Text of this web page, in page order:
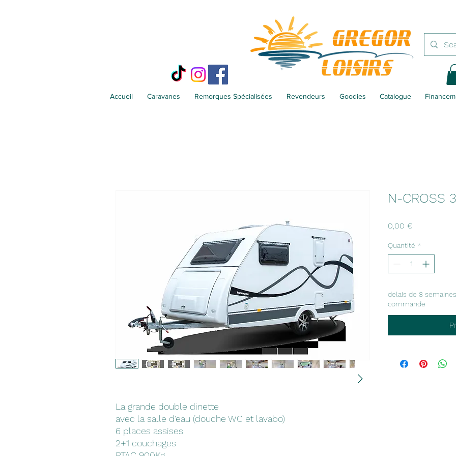
Accueil Caravanes Remorques Spécialisées Revendeurs Goodies Catalogue
La grande double dinette
avec la salle d'eau (douche WC et lavabo)
6 places assises
2+1 couchages
N-CROSS 3
0,00 €
Quantité *
delais de 8
commande